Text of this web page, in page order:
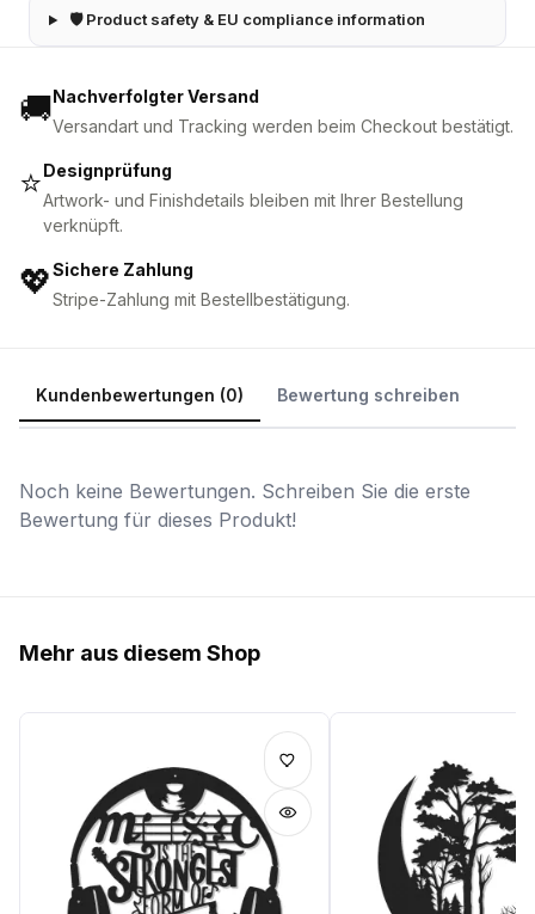
🛡 Product safety & EU compliance information
🚚Nachverfolgter Versand
Versandart und Tracking werden beim Checkout bestätigt.
⭐Designprüfung
Artwork- und Finishdetails bleiben mit Ihrer Bestellung
verknüpft.
💖Sichere Zahlung
Stripe-Zahlung mit Bestellbestätigung.
Kundenbewertungen (0) Bewertung schreiben
Noch keine Bewertungen. Schreiben Sie die erste
Bewertung für dieses Produkt!
Mehr aus diesem Shop